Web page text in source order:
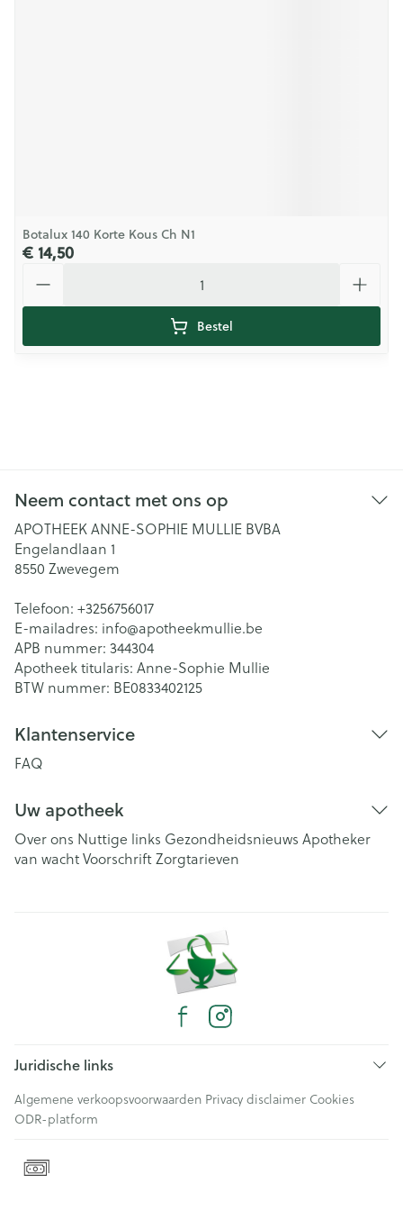
Botalux 140 Korte Kous Ch N1
€ 14,50
Bestel
Neem contact met ons op
APOTHEEK ANNE-SOPHIE MULLIE BVBA
Engelandlaan 1
8550 Zwevegem
Telefoon: +3256756017
E-mailadres: info@apotheekmullie.be
APB nummer: 344304
Apotheek titularis: Anne-Sophie Mullie
BTW nummer: BE0833402125
Klantenservice
FAQ
Uw apotheek
Over ons Nuttige links Gezondheidsnieuws Apotheker
van wachtVoorschriftZorgtarieven
Juridische links
Algemene verkoopsvoorwaarden Privacy disclaimer Cookies
ODR-platform